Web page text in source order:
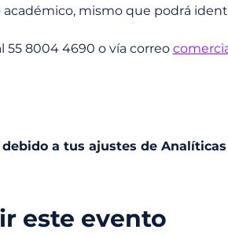
mismo que podrá
55 8004 4690 o vía correo
a tus ajustes de
este evento